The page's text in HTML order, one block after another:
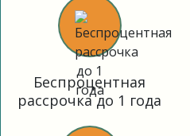
Беспроцентная
рассрочка до 1 года